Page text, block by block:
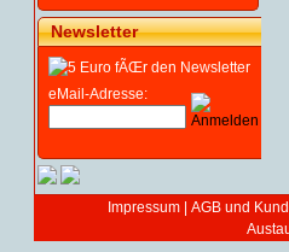
Newsletter
eMail-Adresse:
Impressum AGB und